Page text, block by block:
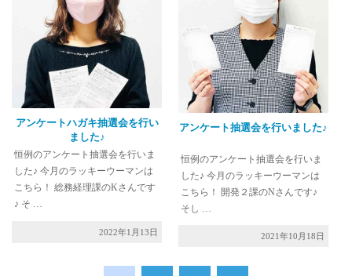
アンケートハガキ抽選会を行い
ました♪
恒例のアンケート抽選会を行いま
した♪ 今月のラッキーウーマンは
こちら！ 総務経理課のKさんです
♪ そ …
2022年1月13日
アンケート抽選会を行いました♪
恒例のアンケート抽選会を行いま
した♪ 今月のラッキーウーマンは
こちら！ 開発２課のNさんです♪
そし …
2021年10月18日